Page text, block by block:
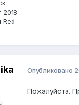
2018
Red
Опубликовано
Пожалуйста.